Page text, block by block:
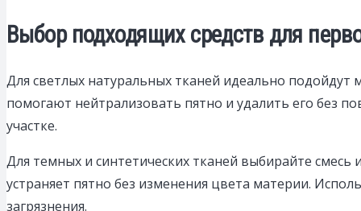
Выбор подходящих средств для
Для светлых натуральных тканей идеально
помогают нейтрализовать пятно и удалить его без
участке.
Для темных и синтетических тканей выбирайте
устраняет пятно без изменения цвета материи.
загрязнения.